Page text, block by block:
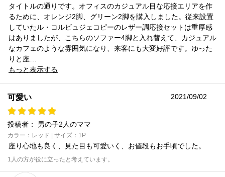
タイトルの通りです。オフィスのカジュアル目な応接エリアを作
るために、オレンジ2脚、グリーン2脚を購入しました。従来設置
していたル・コルビュジェコピーのレザー調応接セットは重厚感
はありましたが、こちらのソファー4脚と入れ替えて、カジュアル
なカフェのような雰囲気になり、来客にも大変好評です。ゆった
りと座…
もっと表示する
可愛い 2021/09/02
投稿者： 男の子2人のママ
カラー：レッド | サイズ：1P
座り心地も良く、見た目も可愛いく、お値段もお手頃でした。
1人の方が役に立ったと考えています。